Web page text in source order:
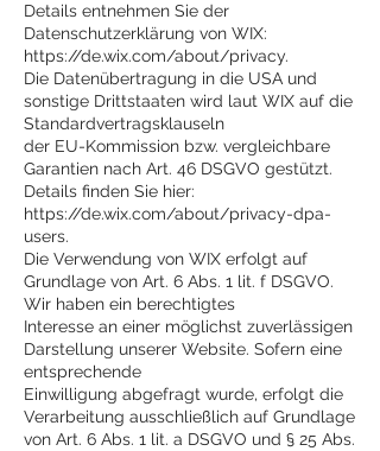
Details entnehmen Sie der
Datenschutzerklärung von WIX:
https://de.wix.com/about/privacy.
Die Datenübertragung in die USA und
sonstige Drittstaaten wird laut WIX auf die
Standardvertragsklauseln
der EU-Kommission bzw. vergleichbare
Garantien nach Art. 46 DSGVO gestützt.
Details finden Sie hier:
https://de.wix.com/about/privacy-dpa-
users.
Die Verwendung von WIX erfolgt auf
Grundlage von Art. 6 Abs. 1 lit. f DSGVO.
Wir haben ein berechtigtes
Interesse an einer möglichst zuverlässigen
Darstellung unserer Website. Sofern eine
entsprechende
Einwilligung abgefragt wurde, erfolgt die
Verarbeitung ausschließlich auf Grundlage
von Art. 6 Abs. 1 lit. a DSGVO und § 25 Abs.